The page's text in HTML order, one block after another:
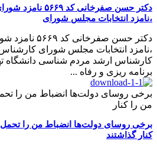
دکتر حسن صفرخانی
،نامزد انتخابات مجلس شورای
دکتر حسن
،نامزد انتخابات مجلس شورای
کارشناس ارشد مردم شناسی دانشگاه
برنامه ریزی و رفاه ...
برخی روسای دولت‌ها انضباط من را
من را کنار
برخی روسای دولت‌ها انضباط من را تحمل
کنار گذاشتند